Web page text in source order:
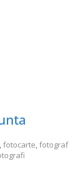
,fotocarte,fotograf